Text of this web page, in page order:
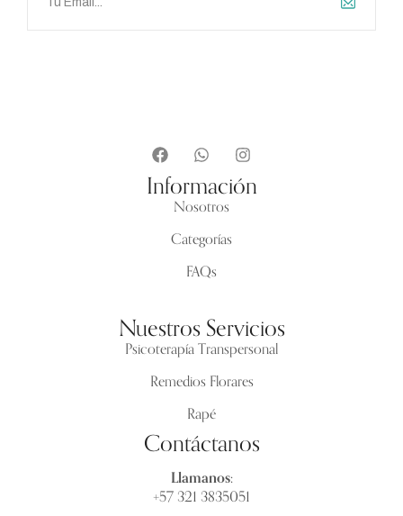
Información
Nosotros
Categorías
FAQs
Nuestros Servicios
Psicoterapía Transpersonal
Remedios Florares
Rapé
Contáctanos
Llamanos:
+57 321 3835051